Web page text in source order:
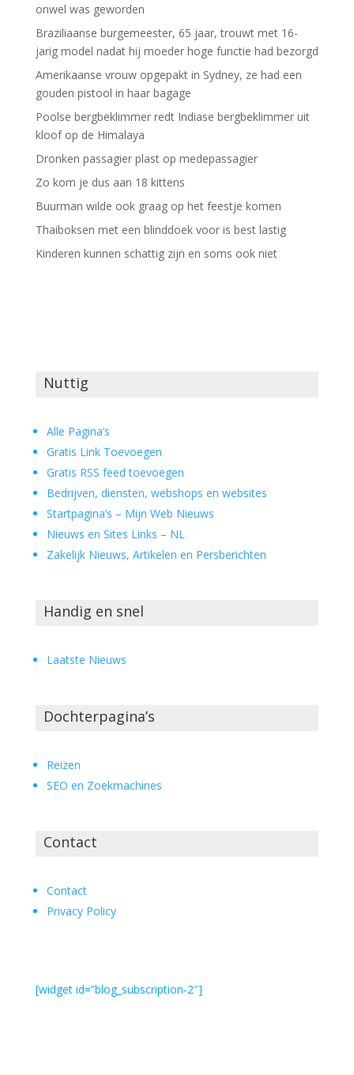
onwel was geworden
Braziliaanse burgemeester, 65 jaar, trouwt met 16-
jarig model nadat hij moeder hoge functie had bezorgd
Amerikaanse vrouw opgepakt in Sydney, ze had een
gouden pistool in haar bagage
Poolse bergbeklimmer redt Indiase bergbeklimmer uit
kloof op de Himalaya
Dronken passagier plast op medepassagier
Zo kom je dus aan 18 kittens
Buurman wilde ook graag op het feestje komen
Thaiboksen met een blinddoek voor is best lastig
Kinderen kunnen schattig zijn en soms ook niet
Nuttig
Alle Pagina’s
Gratis Link Toevoegen
Gratis RSS feed toevoegen
Bedrijven, diensten, webshops en websites
Startpagina’s – Mijn Web Nieuws
Nieuws en Sites Links – NL
Zakelijk Nieuws, Artikelen en Persberichten
Handig en snel
Laatste Nieuws
Dochterpagina’s
Reizen
SEO en Zoekmachines
Contact
Contact
Privacy Policy
[widget id=”blog_subscription-2″]